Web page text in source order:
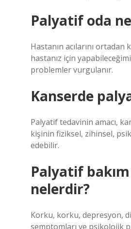
Palyatif oda
Hastanın acılarını
hastanız için
problemler vurgulanır.
Kanserde
Palyatif tedavinin amacı,
kişinin fiziksel, zihinsel,
edebilir.
Palyatif
nelerdir?
Korku, korku, depresyon,
semptomları ve psikolojik